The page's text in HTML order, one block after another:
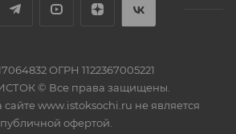
ОГРН 1122367005221
ИСТОК © Все права защищены.
www.istoksochi.ru не является
публичной офертой.